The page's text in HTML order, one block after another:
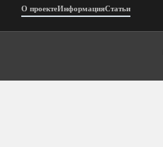
О проектеИнформацияСтатьи